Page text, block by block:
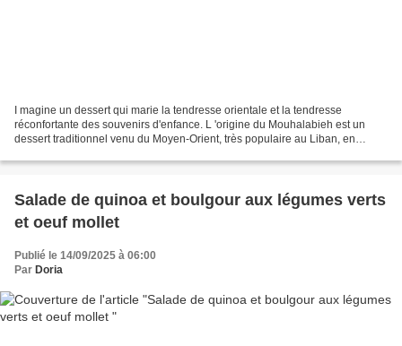
I magine un dessert qui marie la tendresse orientale et la tendresse
réconfortante des souvenirs d'enfance. L 'origine du Mouhalabieh est un
dessert traditionnel venu du Moyen-Orient, très populaire au Liban, en
Salade de quinoa et boulgour aux légumes verts
et oeuf mollet
Publié le 14/09/2025 à 06:00
Par Doria